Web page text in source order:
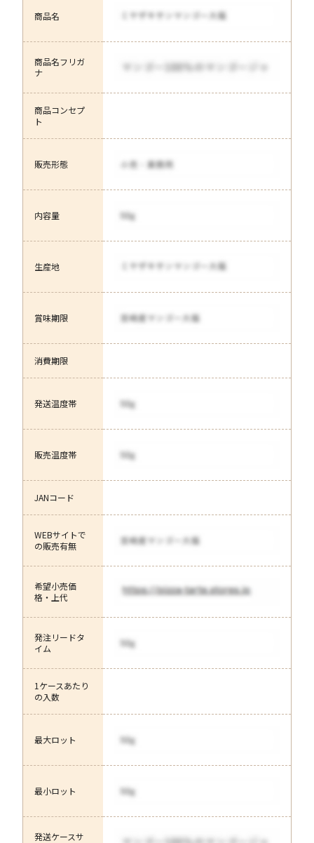
商品名
商品名フリガ
ナ
商品コンセプ
ト
販売形態
内容量
生産地
賞味期限
消費期限
発送温度帯
販売温度帯
JANコード
WEBサイトで
の販売有無
希望小売価
格・上代
発注リードタ
イム
1ケースあたり
の入数
最大ロット
最小ロット
発送ケースサ